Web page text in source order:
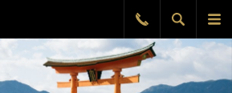
le
Afficher
la
Rappel
gratuit